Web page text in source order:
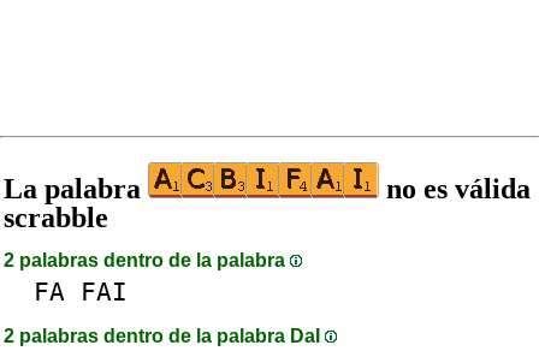
La palabra
no es válida
scrabble
2 palabras dentro de la palabra
FA FAI
2 palabras dentro de la palabra DaI